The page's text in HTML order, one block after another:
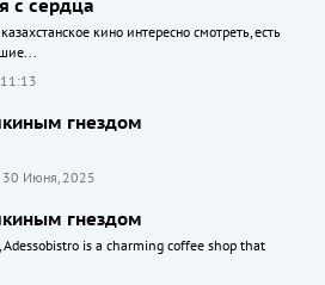
с сердца
кино интересно смотреть, есть
гнездом
30 Июня, 2025
гнездом
is a charming coffee shop that